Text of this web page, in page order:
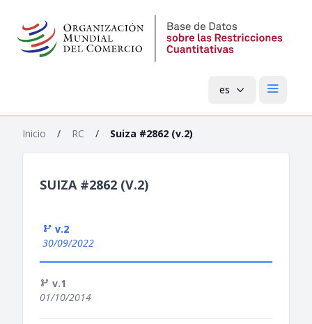
es Menú
Inicio / RC / Suiza #2862 (v.2)
SUIZA #2862 (V.2)
v.2
30/09/2022
v.1
01/10/2014